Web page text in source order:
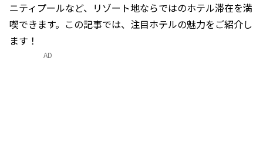
ニティプールなど、リゾート地ならではのホテル滞在を満
喫できます。この記事では、注目ホテルの魅力をご紹介し
ます！
AD